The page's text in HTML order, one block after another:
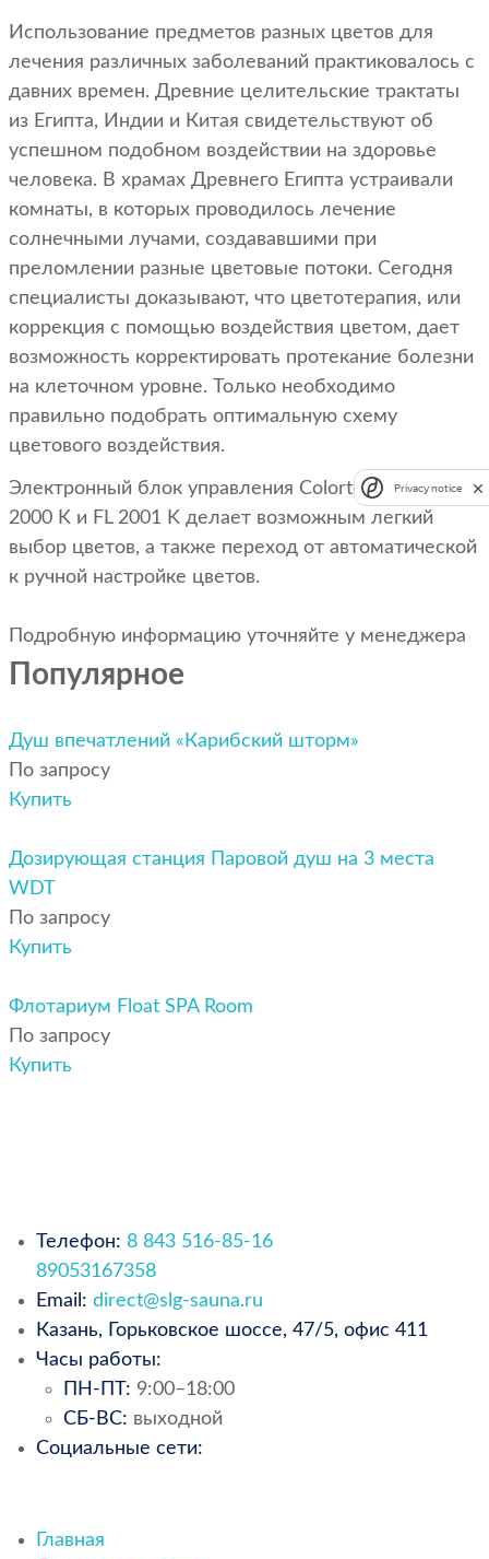
Использование предметов разных цветов для
лечения различных заболеваний практиковалось с
давних времен. Древние целительские трактаты
из Египта, Индии и Китая свидетельствуют об
успешном подобном воздействии на здоровье
человека. В храмах Древнего Египта устраивали
комнаты, в которых проводилось лечение
солнечными лучами, создававшими при
преломлении разные цветовые потоки. Сегодня
специалисты доказывают, что цветотерапия, или
коррекция с помощью воздействия цветом, дает
возможность корректировать протекание болезни
на клеточном уровне. Только необходимо
правильно подобрать оптимальную схему
цветового воздействия.
Электронный блок управления Colortec для FL
2000 K и FL 2001 K делает возможным легкий
выбор цветов, а также переход от автоматической
к ручной настройке цветов.
Подробную информацию уточняйте у менеджера
Популярное
Душ впечатлений «Карибский шторм»
По запросу
Купить
Дозирующая станция Паровой душ на 3 места
WDT
По запросу
Купить
Флотариум Float SPA Room
По запросу
Купить
Телефон: 8 843 516-85-16
89053167358
Email: direct@slg-sauna.ru
Казань, Горьковское шоссе, 47/5, офис 411
Часы работы:
ПН-ПТ: 9:00–18:00
СБ-ВС: выходной
Социальные сети:
Главная
Privacy notice